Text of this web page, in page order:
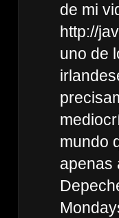
de mi
http://
uno de
mundo
apenas